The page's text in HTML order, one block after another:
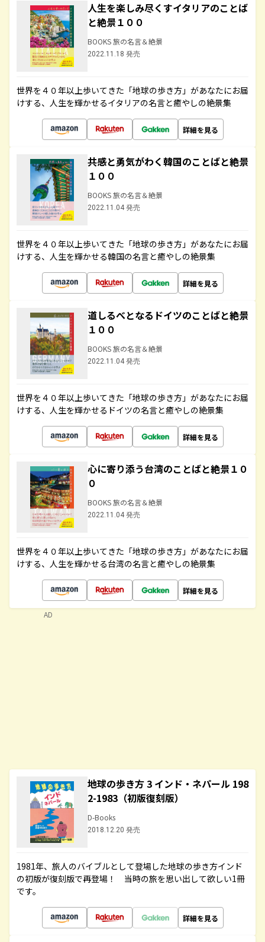
人生を楽しみ尽くすイタリアのことば
と絶景１００
BOOKS 旅の名言＆絶景
2022.11.18 発売
世界を４０年以上歩いてきた「地球の歩き方」があなたにお届
けする、人生を輝かせるイタリアの名言と癒やしの絶景集
詳細を見る
共感と勇気がわく韓国のことばと絶景
１００
BOOKS 旅の名言＆絶景
2022.11.04 発売
世界を４０年以上歩いてきた「地球の歩き方」があなたにお届
けする、人生を輝かせる韓国の名言と癒やしの絶景集
詳細を見る
道しるべとなるドイツのことばと絶景
１００
BOOKS 旅の名言＆絶景
2022.11.04 発売
世界を４０年以上歩いてきた「地球の歩き方」があなたにお届
けする、人生を輝かせるドイツの名言と癒やしの絶景集
詳細を見る
心に寄り添う台湾のことばと絶景１０
０
BOOKS 旅の名言＆絶景
2022.11.04 発売
世界を４０年以上歩いてきた「地球の歩き方」があなたにお届
けする、人生を輝かせる台湾の名言と癒やしの絶景集
詳細を見る
地球の歩き方 3 インド・ネパール 198
2-1983（初版復刻版）
D-Books
2018.12.20 発売
1981年、旅人のバイブルとして登場した地球の歩き方インド
の初版が復刻版で再登場！ 当時の旅を思い出して欲しい1冊
です。
詳細を見る
AD